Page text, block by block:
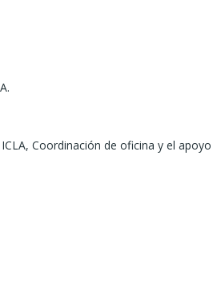
Coordinación de oficina y el apoyo